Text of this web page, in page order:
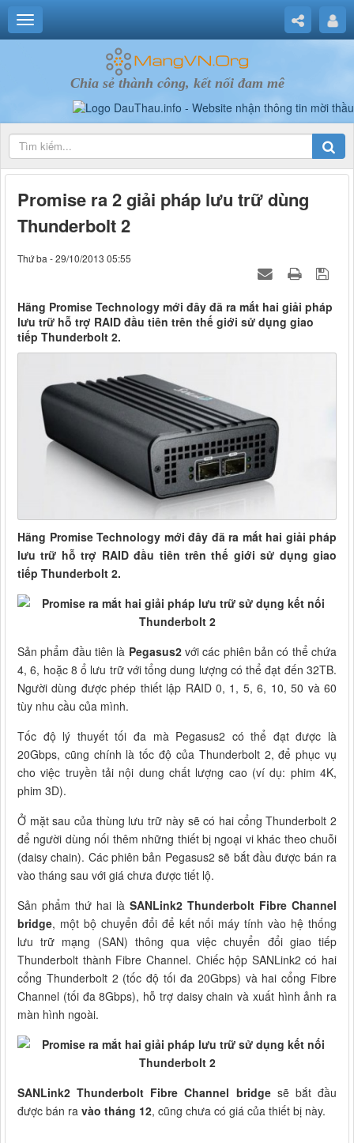
Chia sẻ thành công, kết nối đam mê
Promise ra 2 giải pháp lưu trữ dùng
Thunderbolt 2
Thứ ba - 29/10/2013 05:55
Hãng Promise Technology mới đây đã ra mắt hai giải pháp
lưu trữ hỗ trợ RAID đầu tiên trên thế giới sử dụng giao
tiếp Thunderbolt 2.
Hãng Promise Technology mới đây đã ra mắt hai giải pháp
lưu trữ hỗ trợ RAID đầu tiên trên thế giới sử dụng giao
tiếp Thunderbolt 2.
Sản phẩm đầu tiên là Pegasus2với các phiên bản có thể chứa
4, 6, hoặc 8 ổ lưu trữ với tổng dung lượng có thể đạt đến 32TB.
Người dùng được phép thiết lập RAID 0, 1, 5, 6, 10, 50 và 60
tùy nhu cầu của mình.
Tốc độ lý thuyết tối đa mà Pegasus2 có thể đạt được là
20Gbps, cũng chính là tốc độ của Thunderbolt 2, để phục vụ
cho việc truyền tải nội dung chất lượng cao (ví dụ: phim 4K,
phim 3D).
Ở mặt sau của thùng lưu trữ này sẽ có hai cổng Thunderbolt 2
để người dùng nối thêm những thiết bị ngoại vi khác theo chuỗi
(daisy chain). Các phiên bản Pegasus2 sẽ bắt đầu được bán ra
vào tháng sau với giá chưa được tiết lộ.
Sản phẩm thứ hai là SANLink2 Thunderbolt Fibre Channel
bridge, một bộ chuyển đổi để kết nối máy tính vào hệ thống
lưu trữ mạng (SAN) thông qua việc chuyển đổi giao tiếp
Thunderbolt thành Fibre Channel. Chiếc hộp SANLink2 có hai
cổng Thunderbolt 2 (tốc độ tối đa 20Gbps) và hai cổng Fibre
Channel (tối đa 8Gbps), hỗ trợ daisy chain và xuất hình ảnh ra
màn hình ngoài.
SANLink2 Thunderbolt Fibre Channel bridgesẽ bắt đầu
được bán ra vào tháng 12, cũng chưa có giá của thiết bị này.